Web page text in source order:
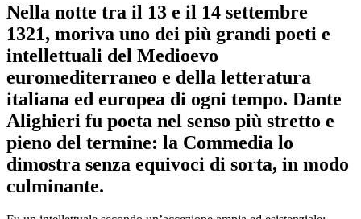
Nella notte tra il 13 e il 14 settembre
1321, moriva uno dei più grandi poeti e
intellettuali del Medioevo
euromediterraneo e della letteratura
italiana ed europea di ogni tempo. Dante
Alighieri fu poeta nel senso più stretto e
pieno del termine: la Commedia lo
dimostra senza equivoci di sorta, in modo
culminante.